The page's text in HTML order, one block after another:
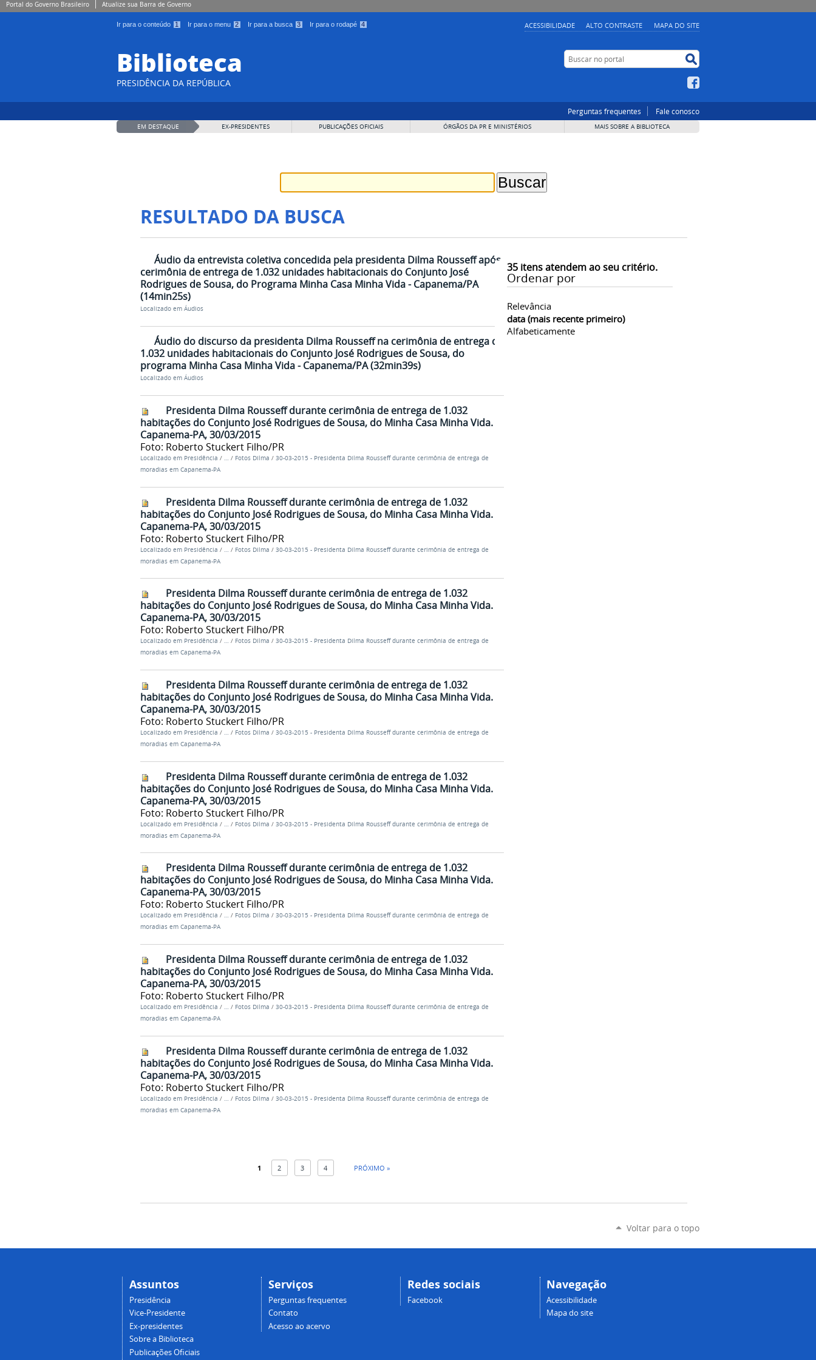
Portal do Governo Brasileiro Atualize sua Barra de Governo
Ir para o conteúdo 1 Ir para o menu 2 Ir para a busca 3 Ir para o rodapé 4 ACESSIBILIDADE ALTO CONTRASTE MAPA DO SITE
Biblioteca
PRESIDÊNCIA DA REPÚBLICA
Buscar no portal
Perguntas frequentes Fale conosco
EM DESTAQUE EX-PRESIDENTES PUBLICAÇÕES OFICIAIS ÓRGÃOS DA PR E MINISTÉRIOS MAIS SOBRE A BIBLIOTECA
RESULTADO DA BUSCA
35itens atendem ao seu critério.
Ordenar por
Relevância
data (mais recente primeiro)
Alfabeticamente
Áudio da entrevista coletiva concedida pela presidenta Dilma Rousseff após
cerimônia de entrega de 1.032 unidades habitacionais do Conjunto José
Rodrigues de Sousa, do Programa Minha Casa Minha Vida - Capanema/PA
(14min25s)
Localizado em Áudios
Áudio do discurso da presidenta Dilma Rousseff na cerimônia de entrega de
1.032 unidades habitacionais do Conjunto José Rodrigues de Sousa, do
programa Minha Casa Minha Vida - Capanema/PA (32min39s)
Localizado em Áudios
Presidenta Dilma Rousseff durante cerimônia de entrega de 1.032
habitações do Conjunto José Rodrigues de Sousa, do Minha Casa Minha Vida.
Capanema-PA, 30/03/2015
Foto: Roberto Stuckert Filho/PR
Localizado em Presidência / … / Fotos Dilma / 30-03-2015 - Presidenta Dilma Rousseff durante cerimônia de entrega de
moradias em Capanema-PA
Presidenta Dilma Rousseff durante cerimônia de entrega de 1.032
habitações do Conjunto José Rodrigues de Sousa, do Minha Casa Minha Vida.
Capanema-PA, 30/03/2015
Foto: Roberto Stuckert Filho/PR
Localizado em Presidência / / Fotos Dilma / 30-03-2015 - Presidenta Dilma Rousseff durante cerimônia de entrega de
moradias em Capanema-PA
Presidenta Dilma Rousseff durante cerimônia de entrega de 1.032
habitações do Conjunto José Rodrigues de Sousa, do Minha Casa Minha Vida.
Capanema-PA, 30/03/2015
Foto: Roberto Stuckert Filho/PR
Localizado em Presidência / … / Fotos Dilma / 30-03-2015 - Presidenta Dilma Rousseff durante cerimônia de entrega de
moradias em Capanema-PA
Presidenta Dilma Rousseff durante cerimônia de entrega de 1.032
habitações do Conjunto José Rodrigues de Sousa, do Minha Casa Minha Vida.
Capanema-PA, 30/03/2015
Foto: Roberto Stuckert Filho/PR
Localizado em Presidência / … / Fotos Dilma / 30-03-2015 - Presidenta Dilma Rousseff durante cerimônia de entrega de
moradias em Capanema-PA
Presidenta Dilma Rousseff durante cerimônia de entrega de 1.032
habitações do Conjunto José Rodrigues de Sousa, do Minha Casa Minha Vida.
Capanema-PA, 30/03/2015
Foto: Roberto Stuckert Filho/PR
Localizado em Presidência / … / Fotos Dilma / 30-03-2015 - Presidenta Dilma Rousseff durante cerimônia de entrega de
moradias em Capanema-PA
Presidenta Dilma Rousseff durante cerimônia de entrega de 1.032
habitações do Conjunto José Rodrigues de Sousa, do Minha Casa Minha Vida.
Capanema-PA, 30/03/2015
Foto: Roberto Stuckert Filho/PR
Localizado em Presidência / … / Fotos Dilma / 30-03-2015 - Presidenta Dilma Rousseff durante cerimônia de entrega de
moradias em Capanema-PA
Presidenta Dilma Rousseff durante cerimônia de entrega de 1.032
habitações do Conjunto José Rodrigues de Sousa, do Minha Casa Minha Vida.
Capanema-PA, 30/03/2015
Foto: Roberto Stuckert Filho/PR
Localizado em Presidência / … / Fotos Dilma / 30-03-2015 - Presidenta Dilma Rousseff durante cerimônia de entrega de
moradias em Capanema-PA
Presidenta Dilma Rousseff durante cerimônia de entrega de 1.032
habitações do Conjunto José Rodrigues de Sousa, do Minha Casa Minha Vida.
Capanema-PA, 30/03/2015
Foto: Roberto Stuckert Filho/PR
Localizado em Presidência / … / Fotos Dilma / 30-03-2015 - Presidenta Dilma Rousseff durante cerimônia de entrega de
moradias em Capanema-PA
1 2 3 4 PRÓXIMO »
Voltar para o topo
Assuntos
Presidência
Vice-Presidente
Ex-presidentes
Sobre a Biblioteca
Publicações Oficiais
Serviços
Perguntas frequentes
Contato
Acesso ao acervo
Redes sociais
Facebook
Navegação
Acessibilidade
Mapa do site